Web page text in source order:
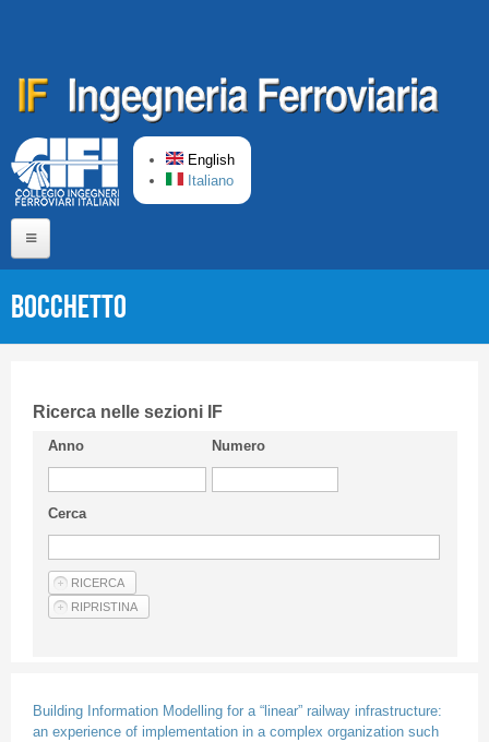
English
Italiano
Short presentation CIFI
Guideline
Privacy & Policy
Articles
BOCCHETTO
Ricerca nelle sezioni IF
Anno Numero
Cerca
Building Information Modelling for a “linear” railway infrastructure:
an experience of implementation in a complex organization such